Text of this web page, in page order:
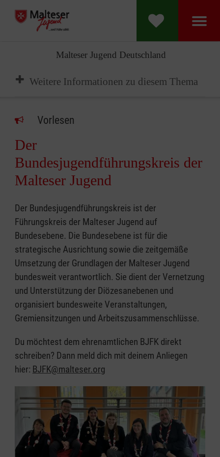
Malteser Jugend Deutschland
Weitere Informationen zu diesem Thema
Vorlesen
Der
Bundesjugendführungskreis der
Malteser Jugend
Der Bundesjugendführungskreis ist der
Führungskreis der Malteser Jugend auf
Bundesebene. Die Bundesebene ist für die
strategische Ausrichtung sowie die zeitgemäße
Umsetzung der Grundlagen der Malteser Jugend
bundesweit verantwortlich. Sie dient der Vernetzung
und Unterstützung der Diözesanebenen und
organisiert bundesweite Veranstaltungen,
Gremiensitzungen und Arbeitszusammenschlüsse.
Du möchtest dem ehrenamtlichen BJFK direkt
schreiben? Dann meld dich mit deinem Anliegen
hier: BJFK@malteser.org